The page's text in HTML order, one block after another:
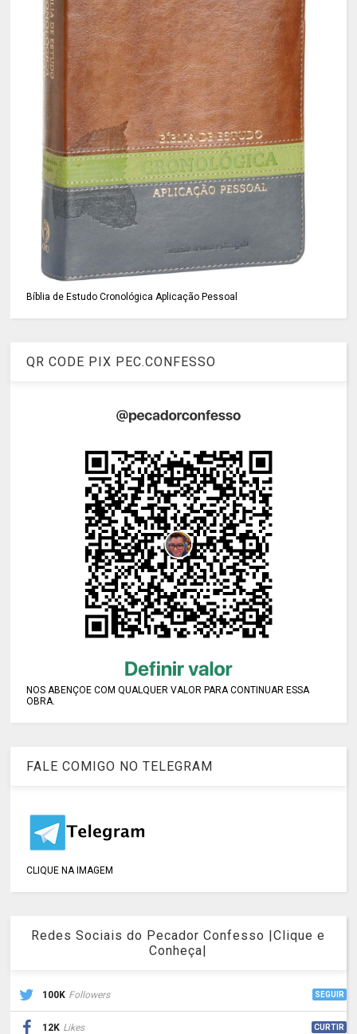
Bíblia de Estudo Cronológica Aplicação Pessoal
QR CODE PIX PEC.CONFESSO
NOS ABENÇOE COM QUALQUER VALOR PARA CONTINUAR ESSA
OBRA.
FALE COMIGO NO TELEGRAM
CLIQUE NA IMAGEM
Redes Sociais do Pecador Confesso |Clique e
Conheça|
100K Followers SEGUIR
12K Likes CURTIR